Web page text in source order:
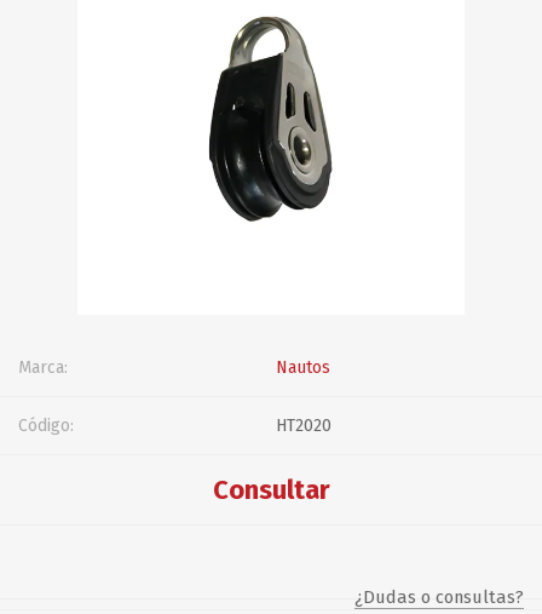
Marca: Nautos
Código: HT2020
Consultar
¿Dudas o consultas?